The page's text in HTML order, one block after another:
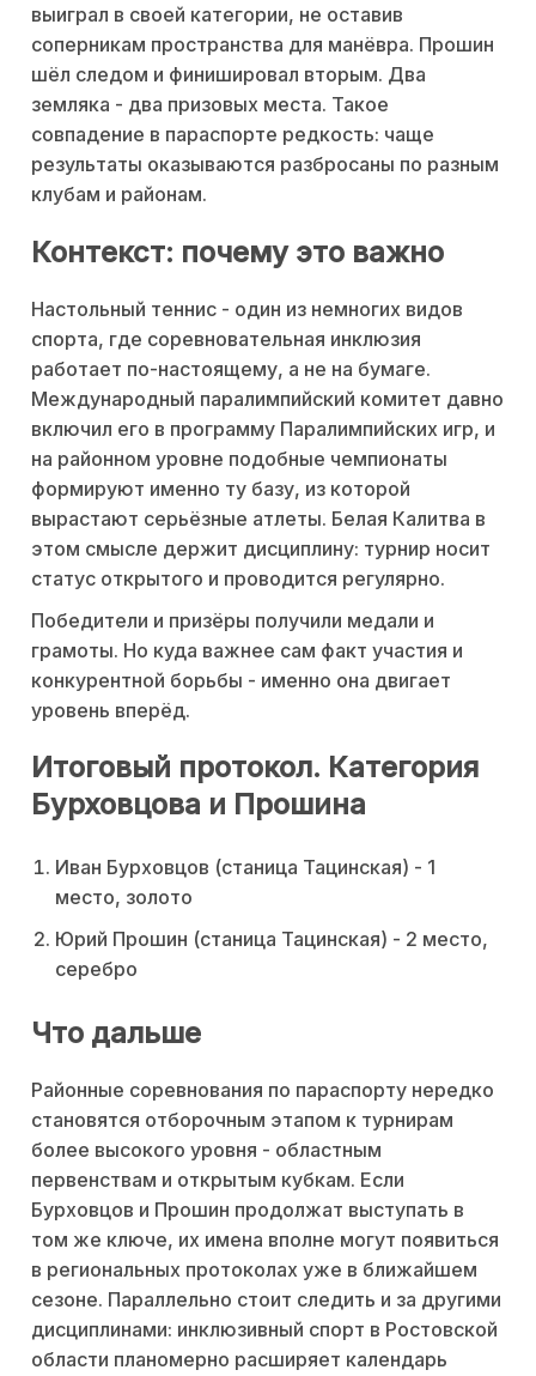
выиграл в своей категории, не оставив
соперникам пространства для манёвра. Прошин
шёл следом и финишировал вторым. Два
земляка - два призовых места. Такое
совпадение в параспорте редкость: чаще
результаты оказываются разбросаны по разным
клубам и районам.
Контекст: почему это важно
Настольный теннис - один из немногих видов
спорта, где соревновательная инклюзия
работает по-настоящему, а не на бумаге.
Международный паралимпийский комитет давно
включил его в программу Паралимпийских игр, и
на районном уровне подобные чемпионаты
формируют именно ту базу, из которой
вырастают серьёзные атлеты. Белая Калитва в
этом смысле держит дисциплину: турнир носит
статус открытого и проводится регулярно.
Победители и призёры получили медали и
грамоты. Но куда важнее сам факт участия и
конкурентной борьбы - именно она двигает
уровень вперёд.
Итоговый протокол. Категория
Бурховцова и Прошина
Иван Бурховцов (станица Тацинская) - 1
место, золото
Юрий Прошин (станица Тацинская) - 2 место,
серебро
Что дальше
Районные соревнования по параспорту нередко
становятся отборочным этапом к турнирам
более высокого уровня - областным
первенствам и открытым кубкам. Если
Бурховцов и Прошин продолжат выступать в
том же ключе, их имена вполне могут появиться
в региональных протоколах уже в ближайшем
сезоне. Параллельно стоит следить и за другими
дисциплинами: инклюзивный спорт в Ростовской
области планомерно расширяет календарь